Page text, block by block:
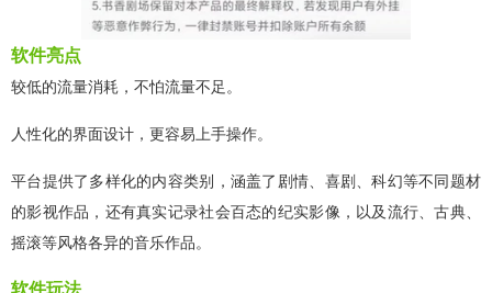
软件亮点
较低的流量消耗，不怕流量不足。
人性化的界面设计，更容易上手操作。
平台提供了多样化的内容类别，涵盖了剧情、喜剧、科幻等不同题材
的影视作品，还有真实记录社会百态的纪实影像，以及流行、古典、
摇滚等风格各异的音乐作品。
软件玩法